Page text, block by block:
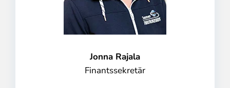
Jonna Rajala
Finantssekretär